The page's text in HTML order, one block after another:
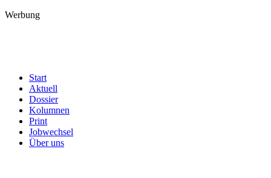
Werbung
Start
Aktuell
Dossier
Kolumnen
Print
Jobwechsel
Über uns